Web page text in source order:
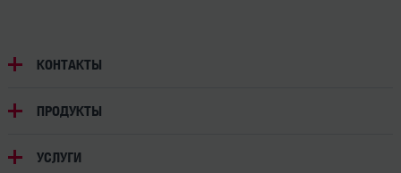
КОНТАКТЫ
ПРОДУКТЫ
УСЛУГИ